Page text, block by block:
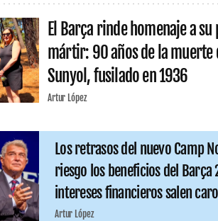
El Barça rinde homenaje a
mártir: 90 años de la muerte
Sunyol, fusilado en 1936
Artur López
Los retrasos del nuevo Camp
riesgo los beneficios del Barça
intereses financieros salen
Artur López